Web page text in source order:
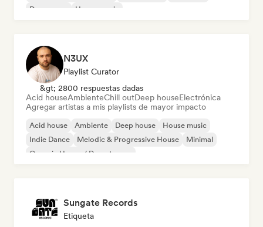
Dream pop
House music
N3UX
Playlist Curator
&gt; 2800 respuestas dadas
Acid houseAmbienteChill outDeep houseElectrónica
Agregar artistas a mis playlists de mayor impacto
Acid house Ambiente Deep house
House music
Indie Dance
Melodic & Progressive House
Minimal
Organic House / Downtempo
Sungate Records
Etiqueta